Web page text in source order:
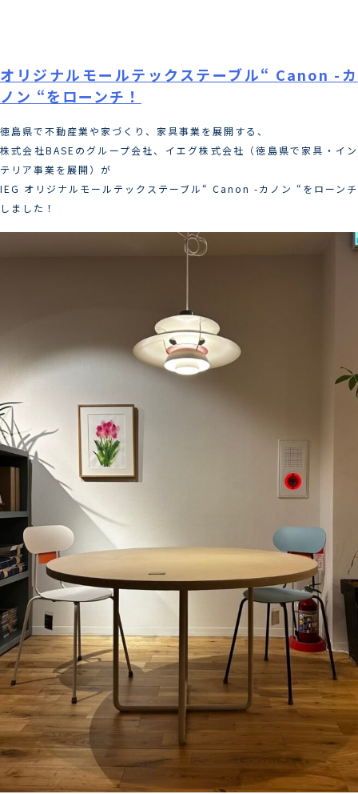
オリジナルモールテックステーブル“ Canon -カ
ノン “をローンチ！
徳島県で不動産業や家づくり、家具事業を展開する、
株式会社BASEのグループ会社、イエグ株式会社（徳島県で家具・イン
テリア事業を展開）が
IEG オリジナルモールテックステーブル“ Canon -カノン “をローンチ
しました！